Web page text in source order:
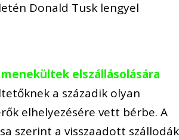
Donald Tusk lengyel
elszállásolására
a századik olyan
elhelyezésére vett bérbe. A
szerint a visszaadott szállodák